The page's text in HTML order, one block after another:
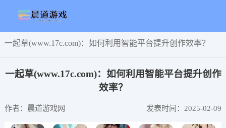
一起草(www.17c.com)：如何利用智能平台提升创作效率？
一起草(www.17c.com)：如何利用智能平台提升创作
效率？
作者：晨道游戏网 发表时间：2025-02-09